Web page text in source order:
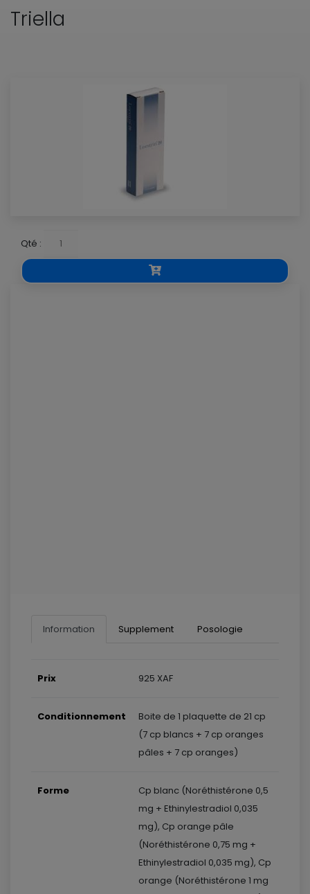
Triella
Qté :
Information Supplement Posologie
Prix 925 XAF
Conditionnement
Boite de 1 plaquette de 21 cp
(7 cp blancs + 7 cp oranges
pâles + 7 cp oranges)
Forme
Cp blanc (Noréthistérone 0,5
mg + Ethinylestradiol 0,035
mg), Cp orange pâle
(Noréthistérone 0,75 mg +
Ethinylestradiol 0,035 mg), Cp
orange (Noréthistérone 1 mg